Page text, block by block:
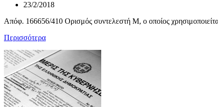
23/2/2018
Απόφ. 166656/410 Ορισμός συντελεστή Μ, ο οποίος
Περισσότερα